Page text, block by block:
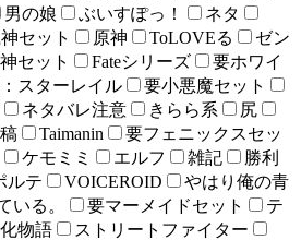
男の娘 ぶいすぽっ！
ネタ
セット 原神 ToLOVEる
ゼン
セット Fateシリーズ
要ホワイ
スターレイル
要小悪魔セット
ネタバレ注意 きらら系
尻
Taimanin
要フェニックスセッ
ケモミミ エルフ 雑記
勝利
ルテ VOICEROID
やはり俺の青
いる。
要マーメイドセット
テ
化物語
ストリートファイター